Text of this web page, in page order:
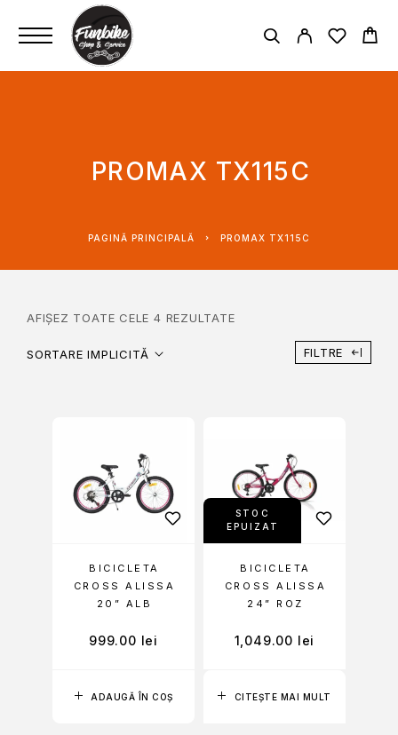
PROMAX TX115C
PAGINĂ PRINCIPALĂ PROMAX TX115C
AFIȘEZ TOATE CELE 4 REZULTATE
SORTARE IMPLICITĂ FILTRE
ADAUGĂ ÎN COȘ
BICICLETA
CROSS ALISSA
20” ALB
999.00 lei
STOC
EPUIZAT
CITEȘTE MAI MULT
BICICLETA
CROSS ALISSA
24” ROZ
1,049.00 lei